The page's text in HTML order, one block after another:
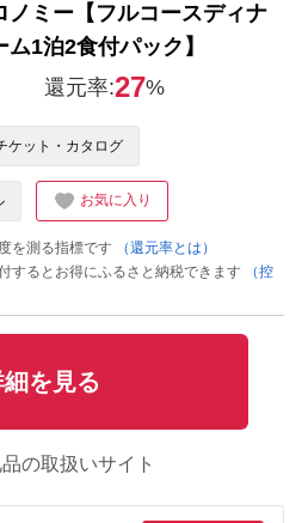
ノミー【フルコースディナ
1泊2食付パック】
還元率:27%
ケット・カタログ
お気に入り
を測る指標です
（還元率とは）
するとお得にふるさと納税できます
（控
を見る
の取扱いサイト